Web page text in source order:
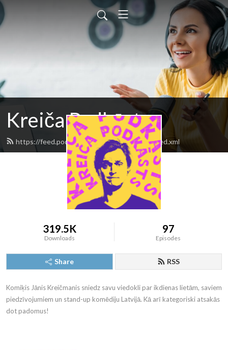
Kreiča Podkāsts
https://feed.podbean.com/kreicapodkasts/feed.xml
319.5K
Downloads
97
Episodes
Share RSS
Komiķis Jānis Kreičmanis sniedz savu viedokli par ikdienas lietām, saviem
piedzīvojumiem un stand-up komēdiju Latvijā. Kā arī kategoriski atsakās
dot padomus!